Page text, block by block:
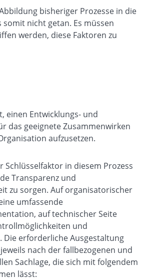
bisheriger Prozesse in die
somit nicht getan. Es müssen
werden, diese Faktoren zu
einen Entwicklungs- und
das geeignete Zusammenwirken
aufzusetzen.
Schlüsselfaktor in diesem Prozess
Transparenz und
zu sorgen. Auf organisatorischer
umfassende
auf technischer Seite
und
Die erforderliche Ausgestaltung
nach der fallbezogenen und
Sachlage, die sich mit folgendem
lässt: